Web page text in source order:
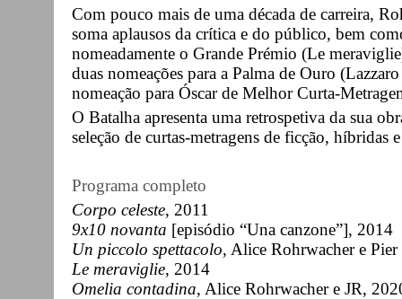
Com pouco mais de uma década de carreira,
soma aplausos da crítica e do público, bem
nomeadamente o Grande Prémio (Le
duas nomeações para a Palma de Ouro
nomeação para Óscar de Melhor Curta-
O Batalha apresenta uma retrospetiva da sua
seleção de curtas-metragens de ficção, híbridas
Programa completo
Corpo celeste, 2011
9x10 novanta [episódio “Una canzone”], 2014
Un piccolo spettacolo, Alice Rohrwacher e
Le meraviglie, 2014
Omelia contadina, Alice Rohrwacher e JR,